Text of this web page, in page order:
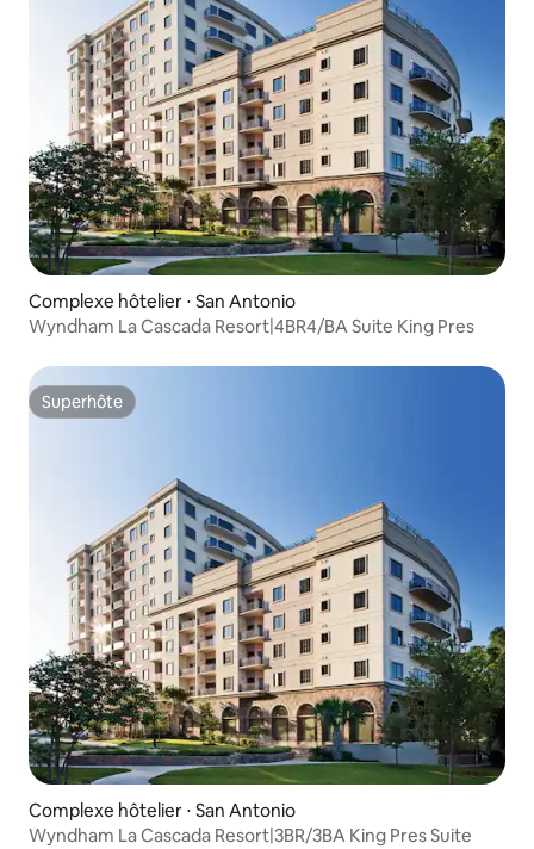
Complexe hôtelier ⋅ San Antonio
Wyndham La Cascada Resort|4BR4/BA Suite King Pres
Superhôte
Superhôte
Complexe hôtelier ⋅ San Antonio
Wyndham La Cascada Resort|3BR/3BA King Pres Suite